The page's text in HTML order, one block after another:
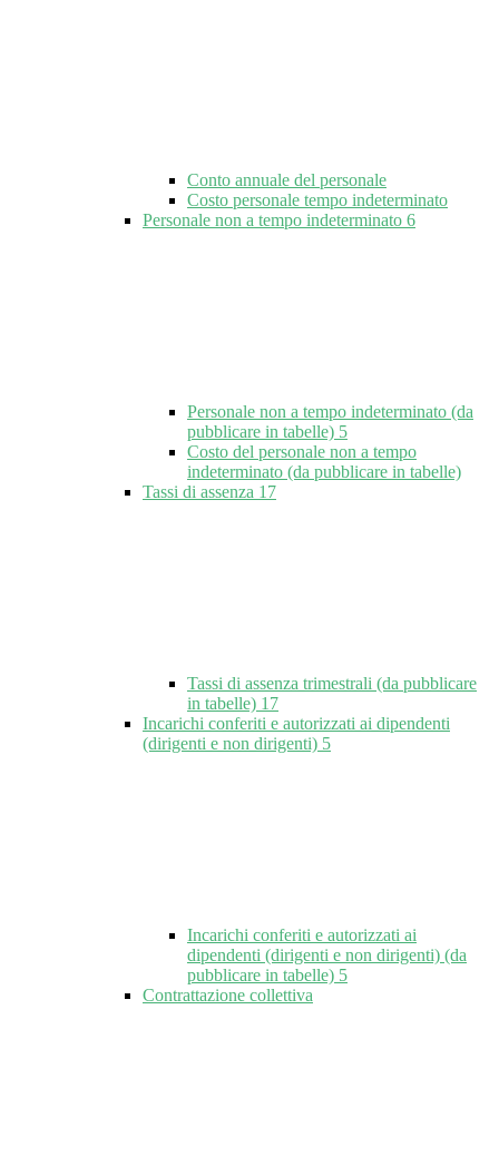
Conto annuale del personale
Costo personale tempo indeterminato
Personale non a tempo indeterminato 6
Personale non a tempo indeterminato (da
pubblicare in tabelle) 5
Costo del personale non a tempo
indeterminato (da pubblicare in tabelle)
Tassi di assenza 17
Tassi di assenza trimestrali (da pubblicare
in tabelle) 17
Incarichi conferiti e autorizzati ai dipendenti
(dirigenti e non dirigenti) 5
Incarichi conferiti e autorizzati ai
dipendenti (dirigenti e non dirigenti) (da
pubblicare in tabelle) 5
Contrattazione collettiva